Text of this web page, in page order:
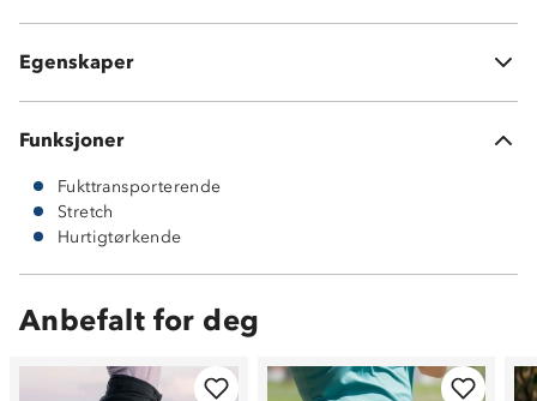
Egenskaper
elastan
Funksjoner
Fukttransporterende
Stretch
Hurtigtørkende
Anbefalt for deg